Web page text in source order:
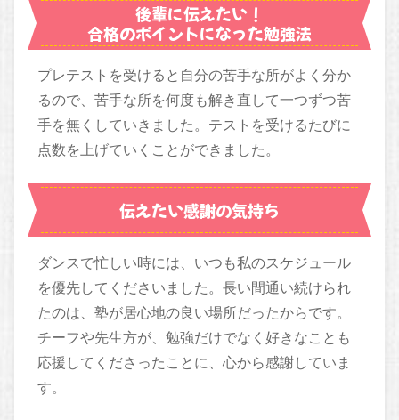
後輩に伝えたい！
合格のポイントになった勉強法
プレテストを受けると自分の苦手な所がよく分か
るので、苦手な所を何度も解き直して一つずつ苦
手を無くしていきました。テストを受けるたびに
点数を上げていくことができました。
伝えたい感謝の気持ち
ダンスで忙しい時には、いつも私のスケジュール
を優先してくださいました。長い間通い続けられ
たのは、塾が居心地の良い場所だったからです。
チーフや先生方が、勉強だけでなく好きなことも
応援してくださったことに、心から感謝していま
す。